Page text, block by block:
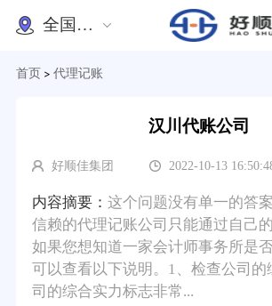
全国办理
首页 > 代理记账
汉川代账公司
好顺佳集团 2022-10-13
内容摘要： 这个问题没有单一的答
信赖的代理记账公司只能通过自己
如果您想知道一家会计师事务所是
可以查看以下说明。1、检查公司的
司的综合实力标志非常...